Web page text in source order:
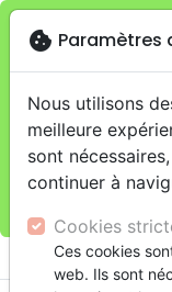
Je veux retirer
warningCette
magasin.
Pour les
commandes sur
cookie Paramètres
Nous utilisons
meilleure
sont
continuer à
Cookies
Ces cookies
web. Ils sont